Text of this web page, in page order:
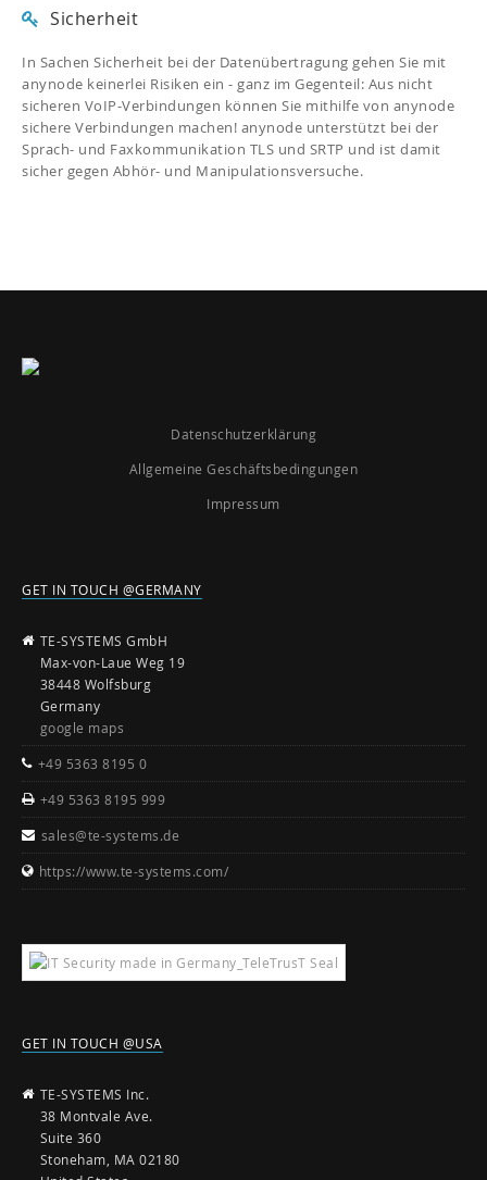
Sicherheit
In Sachen Sicherheit bei der Datenübertragung gehen Sie mit
anynode keinerlei Risiken ein - ganz im Gegenteil: Aus nicht
sicheren VoIP-Verbindungen können Sie mithilfe von anynode
sichere Verbindungen machen! anynode unterstützt bei der
Sprach- und Faxkommunikation TLS und SRTP und ist damit
sicher gegen Abhör- und Manipulationsversuche.
Datenschutzerklärung
Allgemeine Geschäftsbedingungen
Impressum
GET IN TOUCH @GERMANY
TE-SYSTEMS GmbH
Max-von-Laue Weg 19
38448 Wolfsburg
Germany
google maps
+49 5363 8195 0
+49 5363 8195 999
sales@te-systems.de
https://www.te-systems.com/
GET IN TOUCH @USA
TE-SYSTEMS Inc.
38 Montvale Ave.
Suite 360
Stoneham, MA 02180